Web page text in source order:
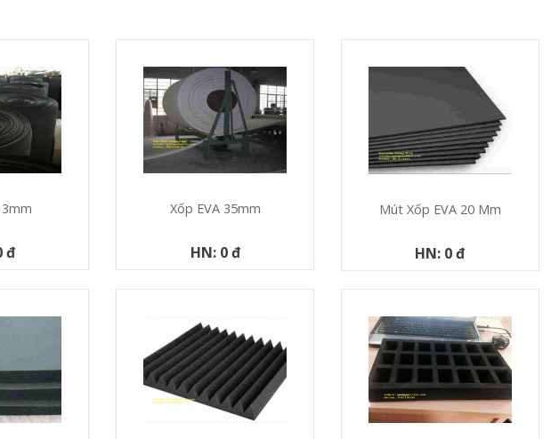
đ
Xốp EVA 35mm
HN: 0 đ
Mút Xốp EVA 20 Mm
HN: 0 đ